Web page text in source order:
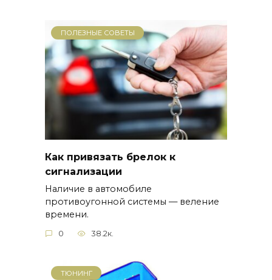
ПОЛЕЗНЫЕ СОВЕТЫ
Как привязать брелок к
сигнализации
Наличие в автомобиле
противоугонной системы — веление
времени.
0 38.2к.
ТЮНИНГ